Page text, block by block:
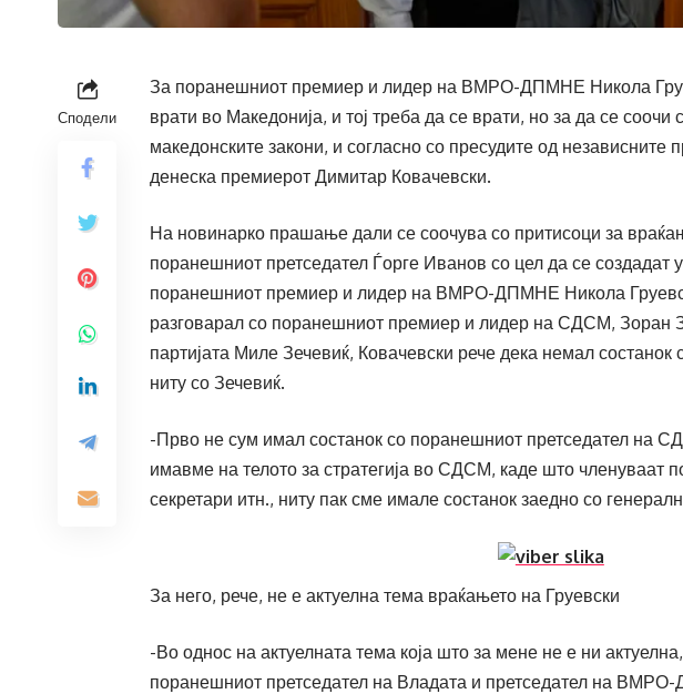
Сподели
За поранешниот премиер и лидер на ВМРО-ДПМНЕ Никола
врати во Македонија, и тој треба да се врати, но за да се соочи
македонските закони, и согласно со пресудите од независните
денеска премиерот Димитар Ковачевски.
На новинарко прашање дали се соочува со притисоци за
поранешниот претседател Ѓорге Иванов со цел да се создадат
поранешниот премиер и лидер на ВМРО-ДПМНЕ Никола
разговарал со поранешниот премиер и лидер на СДСМ, Зоран
партијата Миле Зечевиќ, Ковачевски рече дека немал
ниту со Зечевиќ.
-Прво не сум имал состанок со поранешниот претседател на
имавме на телото за стратегија во СДСМ, каде што членуваат
секретари итн., ниту пак сме имале состанок заедно со
За него, рече, не е актуелна тема враќањето на Груевски
-Во однос на актуелната тема која што за мене не е ни
поранешниот претседател на Владата и претседател на